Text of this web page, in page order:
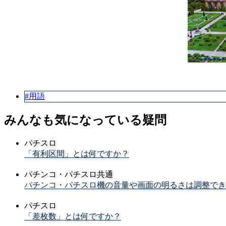
#用語
みんなも気になっている疑問
パチスロ
「有利区間」とは何ですか？
パチンコ・パチスロ共通
パチンコ・パチスロ機の音量や画面の明るさは調整で
パチスロ
「差枚数」とは何ですか？